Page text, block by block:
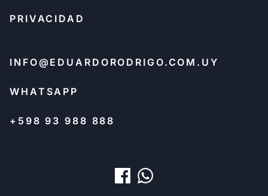
PRIVACIDAD
INFO@EDUARDORODRIGO.COM.UY
WHATSAPP
+598 93 988 888